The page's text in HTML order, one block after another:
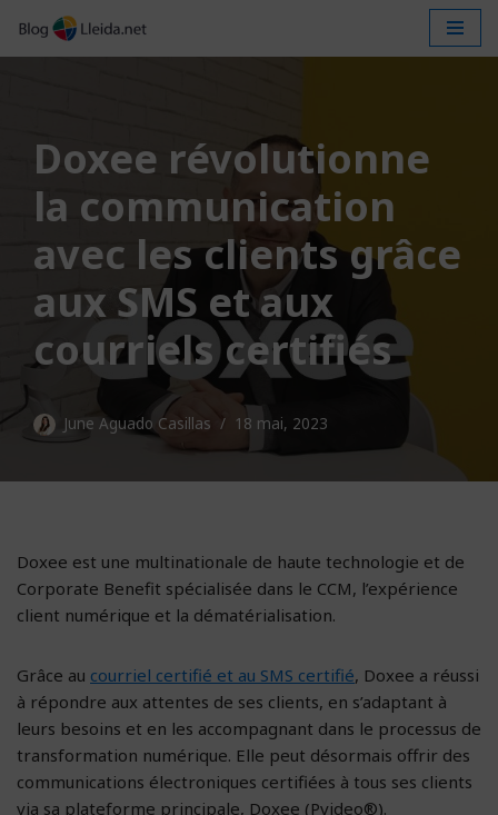
Aller
Doxee révolutionne
la communication
avec les clients grâce
aux SMS et aux
courriels certifiés
June Aguado Casillas 18 mai, 2023
Doxee est une multinationale de haute technologie et de
Corporate Benefit spécialisée dans le CCM, l’expérience
client numérique et la dématérialisation.
Grâce au courriel certifié et au SMS certifié, Doxee a réussi
à répondre aux attentes de ses clients, en s’adaptant à
leurs besoins et en les accompagnant dans le processus de
transformation numérique. Elle peut désormais offrir des
communications électroniques certifiées à tous ses clients
via sa plateforme principale, Doxee (Pvideo®).